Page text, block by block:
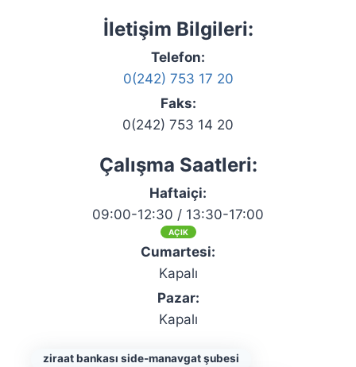
İletişim Bilgileri:
Telefon:
0(242) 753 17 20
Faks:
0(242) 753 14 20
Çalışma Saatleri:
Haftaiçi:
09:00-12:30 / 13:30-17:00
AÇIK
Cumartesi:
Kapalı
Pazar:
Kapalı
ziraat bankası side-manavgat şubesi